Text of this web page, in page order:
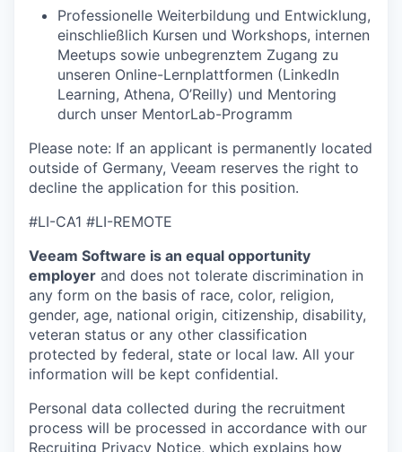
Professionelle Weiterbildung und Entwicklung,
einschließlich Kursen und Workshops, internen
Meetups sowie unbegrenztem Zugang zu
unseren Online-Lernplattformen (LinkedIn
Learning, Athena, O’Reilly) und Mentoring
durch unser MentorLab-Programm
Please note: If an applicant is permanently located
outside of Germany, Veeam reserves the right to
decline the application for this position.
#LI-CA1 #LI-REMOTE
Veeam Software is an equal opportunity
employer and does not tolerate discrimination in
any form on the basis of race, color, religion,
gender, age, national origin, citizenship, disability,
veteran status or any other classification
protected by federal, state or local law. All your
information will be kept confidential.
Personal data collected during the recruitment
process will be processed in accordance with our
Recruiting Privacy Notice, which explains how